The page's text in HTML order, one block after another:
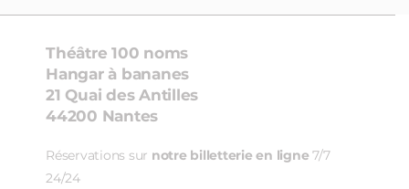
Théâtre 100 noms
Hangar à bananes
21 Quai des Antilles
44200 Nantes
Réservations sur notre billetterie en ligne 7/7
24/24